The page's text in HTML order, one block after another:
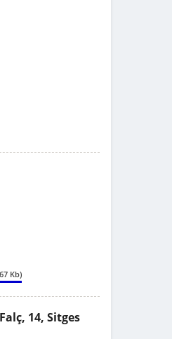
Kb)
14, Sitges